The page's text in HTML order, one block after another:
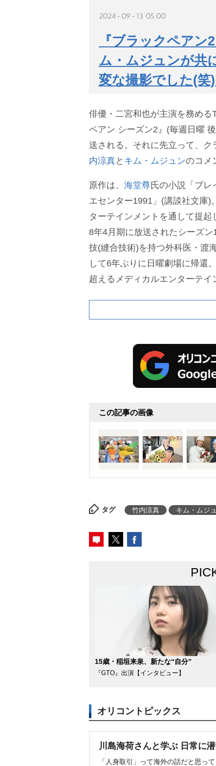
2024-09-13 05:00
『ブラックペアン
ム・ムジュンが共
変な撮影でした(笑)
俳優・二宮和也が主演を務める
ペアン シーズン2』(毎週日曜
送される。それに先立って、ク
内涼真と キム・ムジュンのコメ
原作は、 海堂尊氏の小説「ブレ
エセンター1991」(講談社文庫)
ターテインメントを通して提
8年4月期に放送されたシーズ
技(縫合技術)を持つ外科医・渡
して6年ぶりに日曜劇場に帰還
超えるメディカルエンターテイ
この記事の画像
タグ 竹内涼真 キム・ムジ
15歳・稲垣来泉、新たな“自分”
『GTO』出演【インタビュー】
オリコントピックス
川島海荷さんと学ぶ 日常に
「人身取引」って海外の話だと思っ